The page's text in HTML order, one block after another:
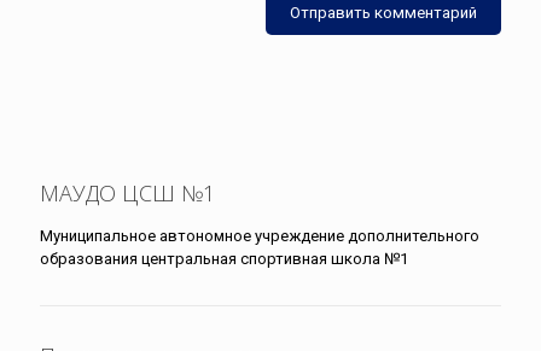
МАУДО ЦСШ №1
Муниципальное автономное учреждение дополнительного
образования центральная спортивная школа №1